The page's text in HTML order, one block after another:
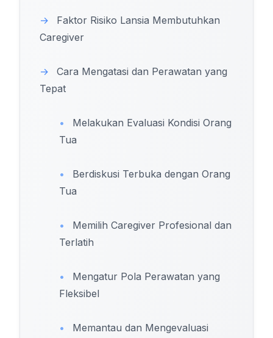
→
Faktor Risiko Lansia Membutuhkan
Caregiver
→
Cara Mengatasi dan Perawatan yang
Tepat
•
Melakukan Evaluasi Kondisi Orang
Tua
•
Berdiskusi Terbuka dengan Orang
Tua
•
Memilih Caregiver Profesional dan
Terlatih
•
Mengatur Pola Perawatan yang
Fleksibel
•
Memantau dan Mengevaluasi